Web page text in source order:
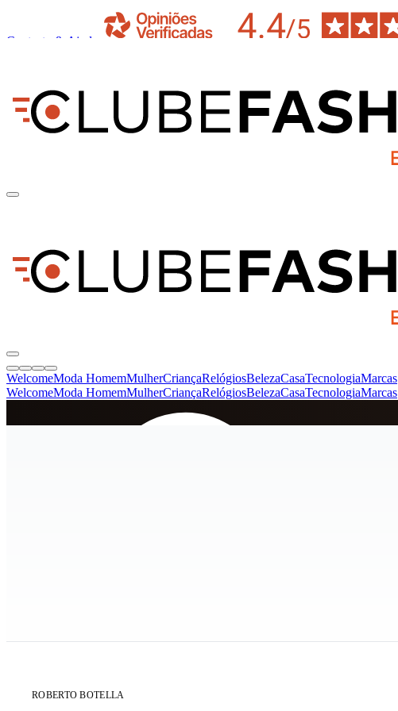
Contacto & Ajuda
WelcomeModa HomemMulherCriançaRelógiosBelezaCasaTecnologiaMarcas
WelcomeModa HomemMulherCriançaRelógiosBelezaCasaTecnologiaMarcas
ROBERTO BOTELLA